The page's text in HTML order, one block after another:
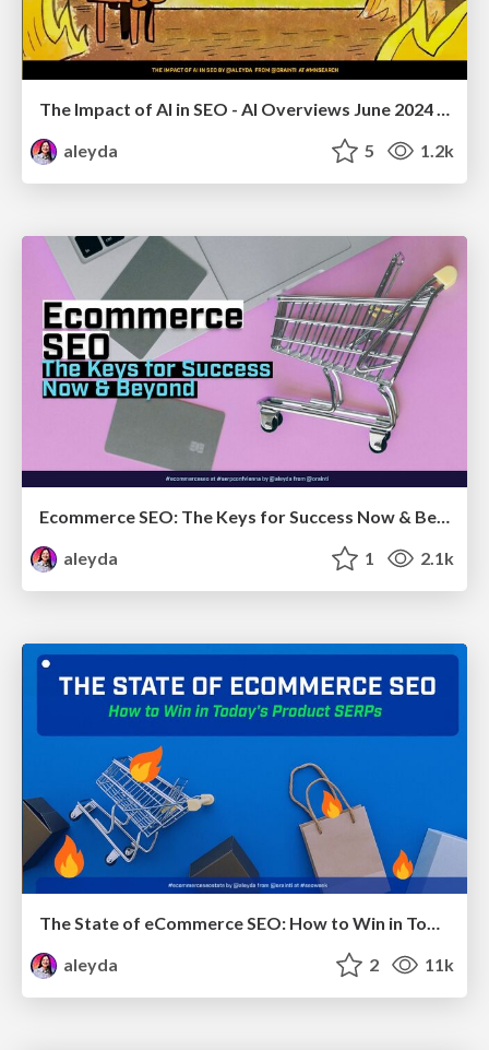
The Impact of AI in SEO - AI Overviews June 2024 Edition
aleyda
5 1.2k
aleyda
1 2.1k
The State of eCommerce SEO: How to Win in Today's Products SERPs - #SEOweek
aleyda
2 11k